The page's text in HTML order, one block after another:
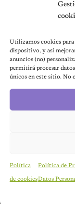
Utilizamos cookies
dispositivo, y así
anuncios (no)
permitirá procesar
únicos en este sitio. No
Política
de cookies
Política de
Datos
El Día